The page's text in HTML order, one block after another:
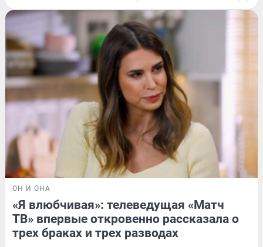
ОН И ОНА
«Я влюбчивая»: телеведущая «Матч
ТВ» впервые откровенно рассказала о
трех браках и трех разводах